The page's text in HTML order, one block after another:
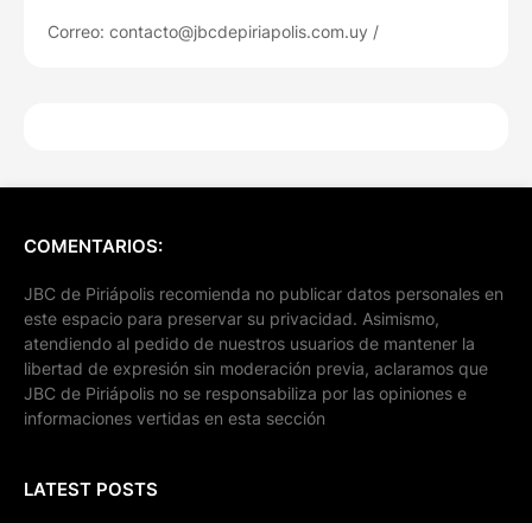
Correo: contacto@jbcdepiriapolis.com.uy /
COMENTARIOS:
JBC de Piriápolis recomienda no publicar datos personales en
este espacio para preservar su privacidad. Asimismo,
atendiendo al pedido de nuestros usuarios de mantener la
libertad de expresión sin moderación previa, aclaramos que
JBC de Piriápolis no se responsabiliza por las opiniones e
informaciones vertidas en esta sección
LATEST POSTS